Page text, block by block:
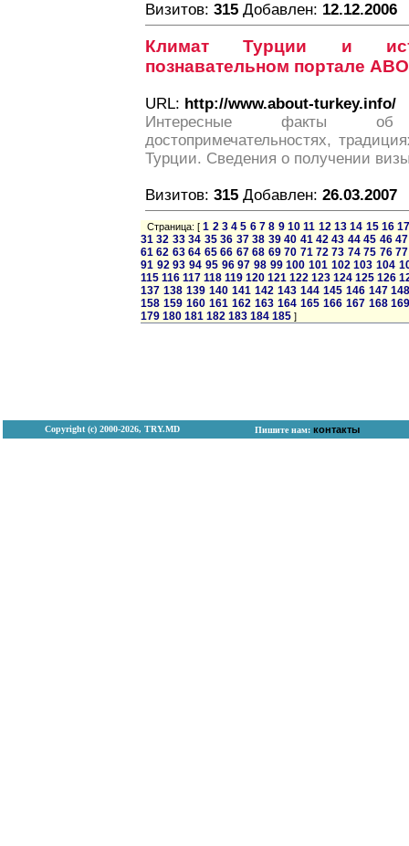
Визитов: 315 Добавлен: 12.12.2006
Климат Турции и
познавательном портале
URL: http://www.about-turkey.info/
Интересные факты об
достопримечательностях,
Турции. Сведения о получении
Визитов: 315 Добавлен: 26.03.2007
Страница: [1 2 3 4 5 6 7 8 9 10 11 12 13 14 15 16
31 32 33 34 35 36 37 38 39 40 41 42 43 44 45 46 47
61 62 63 64 65 66 67 68 69 70 71 72 73 74 75 76 77
91 92 93 94 95 96 97 98 99 100 101 102 103 104
115 116 117 118 119 120 121 122 123 124 125 126
137 138 139 140 141 142 143 144 145 146 147
158 159 160 161 162 163 164 165 166 167 168
179 180 181 182 183 184 185 ]
Copyright (с) 2000-2026, TRY.MD Пишите нам: контакты